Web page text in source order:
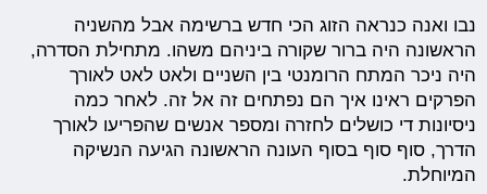
נבו ואנה כנראה הזוג הכי חדש ברשימה אבל מהשניה
הראשונה היה ברור שקורה ביניהם משהו. מתחילת הסדרה,
היה ניכר המתח הרומנטי בין השניים ולאט לאט לאורך
הפרקים ראינו איך הם נפתחים זה אל זה. לאחר כמה
ניסיונות די כושלים לחזרה ומספר אנשים שהפריעו לאורך
הדרך, סוף סוף בסוף העונה הראשונה הגיעה הנשיקה
המיוחלת.